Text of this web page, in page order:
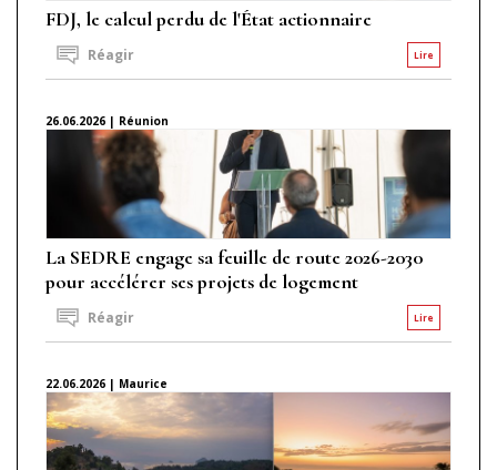
FDJ, le calcul perdu de l'État actionnaire
Lire
Réagir
26.06.2026 | Réunion
La SEDRE engage sa feuille de route 2026-2030
pour accélérer ses projets de logement
Lire
Réagir
22.06.2026 | Maurice